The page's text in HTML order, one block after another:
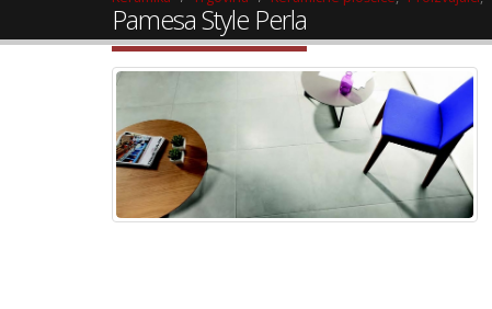
Pamesa Style Perla